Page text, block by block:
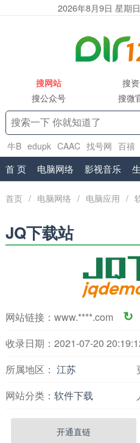
2026年8月9日 星期
搜网站 搜
搜公众号
搜微
牛B edupk CAAC 找号网 百禧
www.shuifa.cn 腾讯企业邮箱服
首 页 电脑网络 影视音乐
首页 / 电脑网络 / 电脑应用 /
JQ下载站
网站链接： www.****.com ↻
收录日期：2021-07-20
所属地区： 江苏
网站分类： 软件下载
开通直链